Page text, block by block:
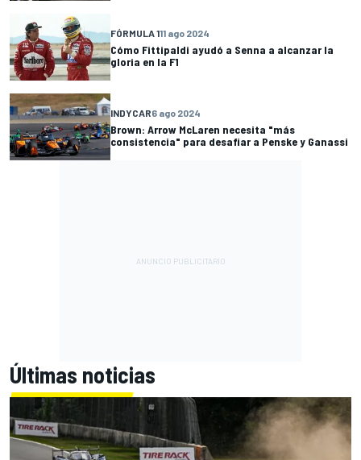
FÓRMULA 111 ago 2024
Cómo Fittipaldi ayudó a Senna a alcanzar la
gloria en la F1
INDYCAR6 ago 2024
Brown: Arrow McLaren necesita "más
consistencia" para desafiar a Penske y Ganassi
Últimas noticias